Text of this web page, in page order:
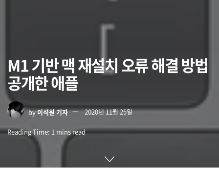
M1 기반 맥 재설치 오류 해결 방법
공개한 애플
by이석원 기자 2020년 11월 25일
Reading Time: 1 mins read